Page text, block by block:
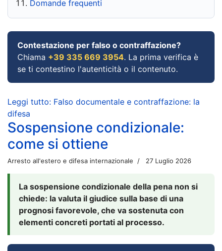
Domande frequenti
Contestazione per falso o contraffazione?
Chiama +39 335 669 3954. La prima verifica è
se ti contestino l'autenticità o il contenuto.
Leggi tutto: Falso documentale e contraffazione: la
difesa
Sospensione condizionale:
come si ottiene
Arresto all'estero e difesa internazionale 27 Luglio 2026
La sospensione condizionale della pena non si
chiede: la valuta il giudice sulla base di una
prognosi favorevole, che va sostenuta con
elementi concreti portati al processo.